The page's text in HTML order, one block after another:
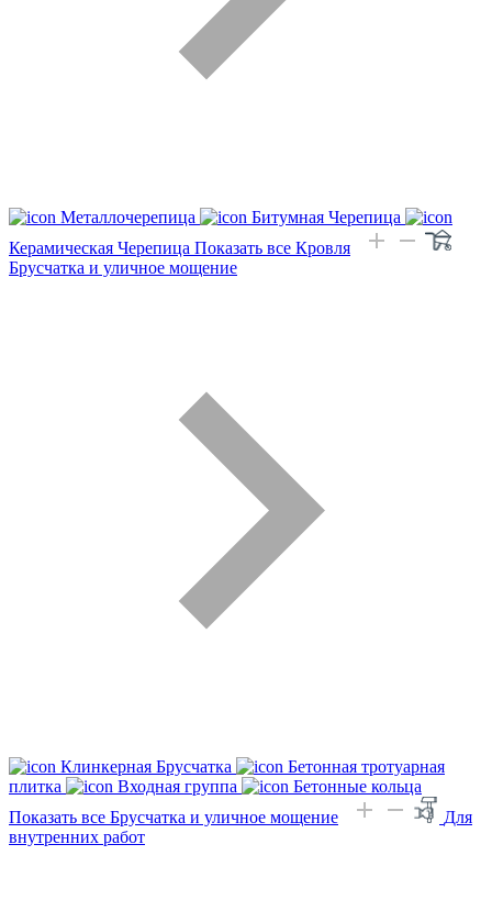
Металлочерепица
Битумная Черепица
Керамическая Черепица Показать все Кровля
Брусчатка и уличное мощение
Клинкерная Брусчатка
Бетонная тротуарная
плитка
Входная группа
Бетонные кольца
Показать все Брусчатка и уличное мощение
Для
внутренних работ